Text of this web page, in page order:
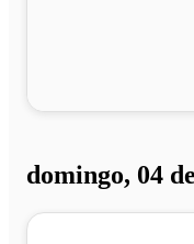
domingo, 04